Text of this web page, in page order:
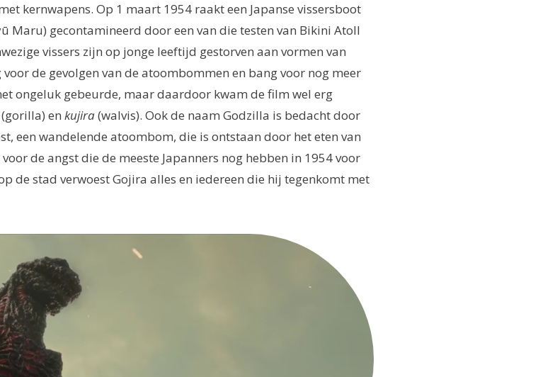
kernwapens. Op 1 maart 1954 raakt een Japanse vissersboot
Maru) gecontamineerd door een van die testen van Bikini Atoll
vissers zijn op jonge leeftijd gestorven aan vormen van
de gevolgen van de atoombommen en bang voor nog meer
ongeluk gebeurde, maar daardoor kwam de film wel erg
en kujira(walvis). Ook de naam Godzilla is bedacht door
een wandelende atoombom, die is ontstaan door het eten van
de angst die de meeste Japanners nog hebben in 1954 voor
de stad verwoest Gojira alles en iedereen die hij tegenkomt met